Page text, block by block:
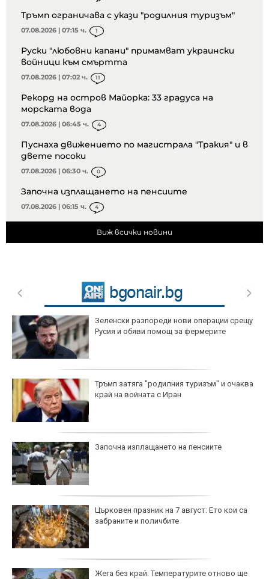
Тръмп ограничава с укази "родилния туризъм"
07.08.2026 | 07:15 ч. 1
Руски "любовни капани" примамват украински
войници към смъртта
07.08.2026 | 07:02 ч. 11
Рекорд на остров Майорка: 33 градуса на
морската вода
07.08.2026 | 06:45 ч. 4
Пуснаха движението по магистрала "Тракия" и в
двете посоки
07.08.2026 | 06:30 ч. 0
Започна изплащането на пенсиите
07.08.2026 | 06:15 ч. 4
Виж всички новини
Зеленски разпореди нови операции срещу
Русия и обяви помощ за фермерите
Тръмп затяга "родилния туризъм" и очаква
край на войната с Иран
Започна изплащането на пенсиите
Църковен празник на 7 август: Ето кои са
забраните и поличбите
Жега без край: Температурите отново ще